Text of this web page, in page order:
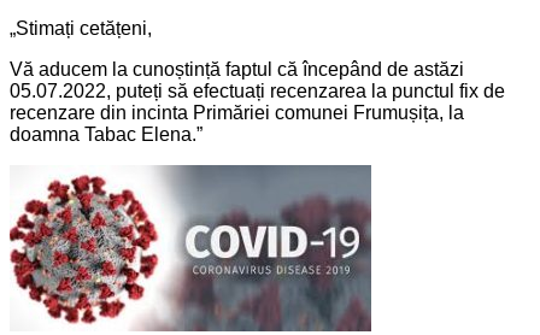
„Stimați cetățeni,
Vă aducem la cunoștință faptul că începând de astăzi
05.07.2022, puteți să efectuați recenzarea la punctul fix de
recenzare din incinta Primăriei comunei Frumușița, la
doamna Tabac Elena.”